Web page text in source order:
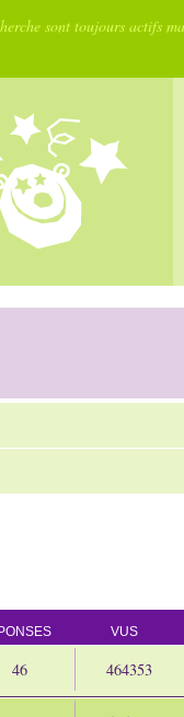
sont toujours actifs
VUS
46 464353